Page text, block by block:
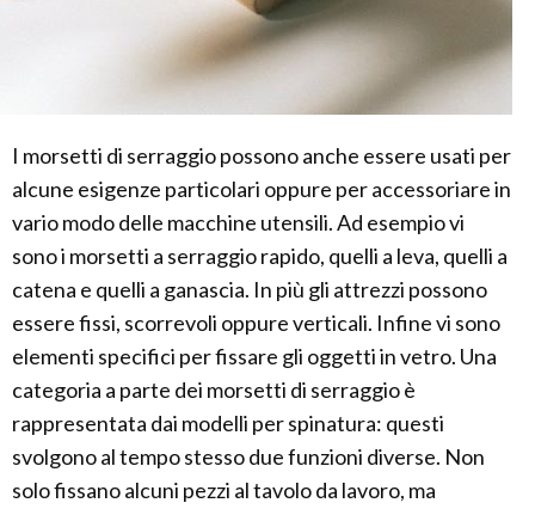
I morsetti di serraggio possono anche essere usati per
alcune esigenze particolari oppure per accessoriare in
vario modo delle macchine utensili. Ad esempio vi
sono i morsetti a serraggio rapido, quelli a leva, quelli a
catena e quelli a ganascia. In più gli attrezzi possono
essere fissi, scorrevoli oppure verticali. Infine vi sono
elementi specifici per fissare gli oggetti in vetro. Una
categoria a parte dei morsetti di serraggio è
rappresentata dai modelli per spinatura: questi
svolgono al tempo stesso due funzioni diverse. Non
solo fissano alcuni pezzi al tavolo da lavoro, ma